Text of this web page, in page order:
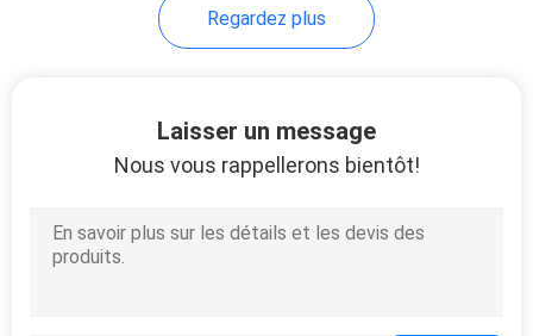
Regardez plus
Laisser un message
Nous vous rappellerons bientôt!